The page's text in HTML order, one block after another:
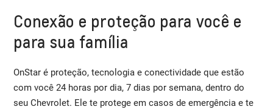
Conexão e proteção para você e
para sua família
OnStar é proteção, tecnologia e conectividade que estão
com você 24 horas por dia, 7 dias por semana, dentro do
seu Chevrolet. Ele te protege em casos de emergência e te